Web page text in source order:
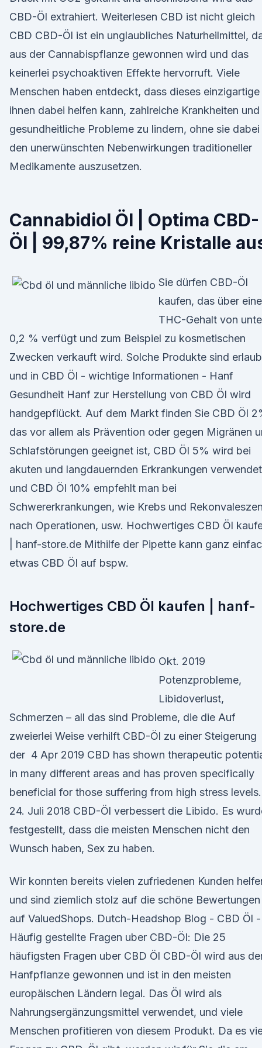
CBD-Öl extrahiert. Weiterlesen CBD ist nicht gleich
CBD CBD-Öl ist ein unglaubliches Naturheilmittel,
aus der Cannabispflanze gewonnen wird und das
keinerlei psychoaktiven Effekte hervorruft. Viele
Menschen haben entdeckt, dass dieses einzigartige
ihnen dabei helfen kann, zahlreiche Krankheiten und
gesundheitliche Probleme zu lindern, ohne sie dabei
den unerwünschten Nebenwirkungen traditioneller
Medikamente auszusetzen.
Cannabidiol Öl | Optima CBD-
Öl | 99,87% reine Kristalle
Sie dürfen CBD-Öl
kaufen, das über
THC-Gehalt von
0,2 % verfügt und zum Beispiel zu kosmetischen
Zwecken verkauft wird. Solche Produkte sind
und in CBD Öl - wichtige Informationen - Hanf
Gesundheit Hanf zur Herstellung von CBD Öl wird
handgepflückt. Auf dem Markt finden Sie CBD Öl
das vor allem als Prävention oder gegen Migränen
Schlafstörungen geeignet ist, CBD Öl 5% wird bei
akuten und langdauernden Erkrankungen verwendet
und CBD Öl 10% empfehlt man bei
Schwererkrankungen, wie Krebs und
nach Operationen, usw. Hochwertiges CBD Öl
| hanf-store.de Mithilfe der Pipette kann ganz
etwas CBD Öl auf bspw.
Hochwertiges CBD Öl kaufen | hanf-
store.de
Okt. 2019
Potenzprobleme,
Libidoverlust,
Schmerzen – all das sind Probleme, die die Auf
zweierlei Weise verhilft CBD-Öl zu einer Steigerung
der 4 Apr 2019 CBD has shown therapeutic
in many different areas and has proven specifically
beneficial for those suffering from high stress levels.
24. Juli 2018 CBD-Öl verbessert die Libido. Es
festgestellt, dass die meisten Menschen nicht den
Wunsch haben, Sex zu haben.
Wir konnten bereits vielen zufriedenen Kunden
und sind ziemlich stolz auf die schöne Bewertungen
auf ValuedShops. Dutch-Headshop Blog - CBD Öl -
Häufig gestellte Fragen uber CBD-Öl: Die 25
häufigsten Fragen uber CBD Öl CBD-Öl wird aus
Hanfpflanze gewonnen und ist in den meisten
europäischen Ländern legal. Das Öl wird als
Nahrungsergänzungsmittel verwendet, und viele
Menschen profitieren von diesem Produkt. Da es